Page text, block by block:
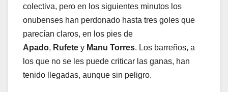
colectiva, pero en los siguientes minutos los
onubenses han perdonado hasta tres goles que
parecían claros, en los pies de
Apado, Rufete y Manu Torres. Los barreños, a
los que no se les puede criticar las ganas, han
tenido llegadas, aunque sin peligro.